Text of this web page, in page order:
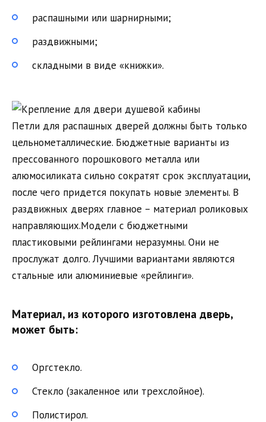
распашными или шарнирными;
раздвижными;
складными в виде «книжки».
Петли для распашных дверей должны быть только
цельнометаллические. Бюджетные варианты из
прессованного порошкового металла или
алюмосиликата сильно сократят срок эксплуатации,
после чего придется покупать новые элементы. В
раздвижных дверях главное – материал роликовых
направляющих.Модели с бюджетными
пластиковыми рейлингами неразумны. Они не
прослужат долго. Лучшими вариантами являются
стальные или алюминиевые «рейлинги».
Материал, из которого изготовлена ​​дверь,
может быть:
Оргстекло.
Стекло (закаленное или трехслойное).
Полистирол.